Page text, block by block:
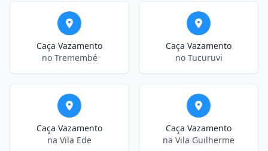
Caça Vazamento
no Tremembé
Caça Vazamento
no Tucuruvi
Caça Vazamento
na Vila Ede
Caça Vazamento
na Vila Guilherme